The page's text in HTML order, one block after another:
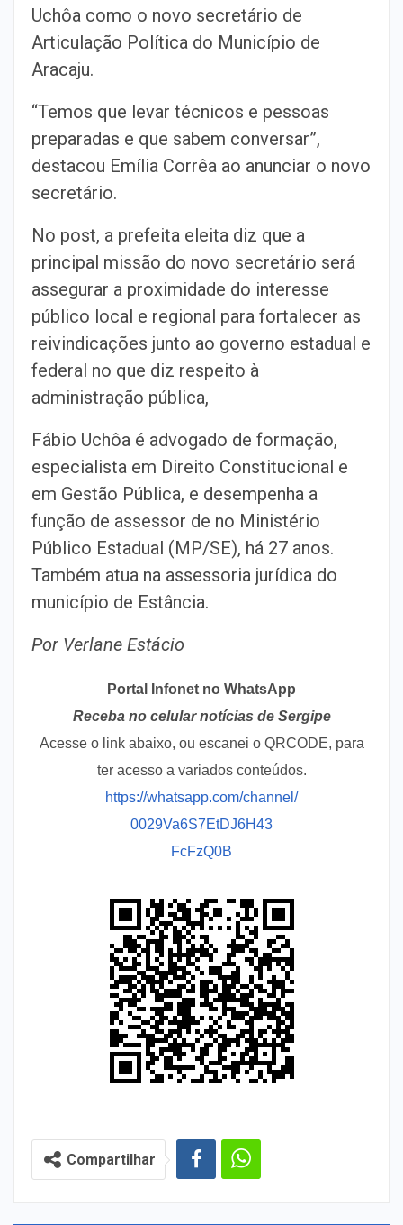
Uchôa como o novo secretário de
Articulação Política do Município de
Aracaju.
“Temos que levar técnicos e pessoas
preparadas e que sabem conversar”,
destacou Emília Corrêa ao anunciar o novo
secretário.
No post, a prefeita eleita diz que a
principal missão do novo secretário será
assegurar a proximidade do interesse
público local e regional para fortalecer as
reivindicações junto ao governo estadual e
federal no que diz respeito à
administração pública,
Fábio Uchôa é advogado de formação,
especialista em Direito Constitucional e
em Gestão Pública, e desempenha a
função de assessor de no Ministério
Público Estadual (MP/SE), há 27 anos.
Também atua na assessoria jurídica do
município de Estância.
Por Verlane Estácio
Portal Infonet no WhatsApp
Receba no celular notícias de Sergipe
Acesse o link abaixo, ou escanei o QRCODE, para
ter acesso a variados conteúdos.
https://whatsapp.com/channel/
0029Va6S7EtDJ6H43
FcFzQ0B
Compartilhar